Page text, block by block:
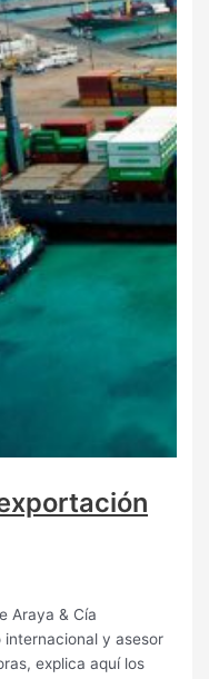
Araya & Cía
internacional y asesor
explica aquí los